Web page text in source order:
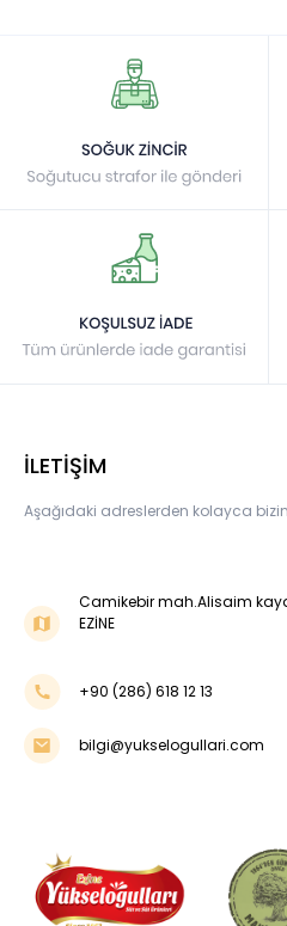
İLETİŞİM
Aşağıdaki adreslerden kolayca
Camikebir mah.Alisaim
EZİNE
+90 (286) 618 12 13
bilgi@yukselogullari.com